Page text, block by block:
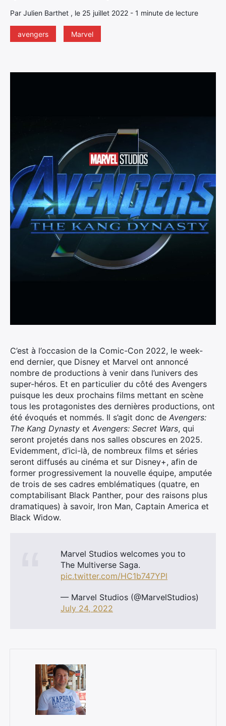
Par Julien Barthet , le 25 juillet 2022 - 1 minute de lecture
avengers Marvel
C’est à l’occasion de la Comic-Con 2022, le week-
end dernier, que Disney et Marvel ont annoncé
nombre de productions à venir dans l’univers des
super-héros. Et en particulier du côté des Avengers
puisque les deux prochains films mettant en scène
tous les protagonistes des dernières productions, ont
été évoqués et nommés. Il s’agit donc de Avengers:
The Kang Dynasty et Avengers: Secret Wars, qui
seront projetés dans nos salles obscures en 2025.
Evidemment, d’ici-là, de nombreux films et séries
seront diffusés au cinéma et sur Disney+, afin de
former progressivement la nouvelle équipe, amputée
de trois de ses cadres emblématiques (quatre, en
comptabilisant Black Panther, pour des raisons plus
dramatiques) à savoir, Iron Man, Captain America et
Black Widow.
Marvel Studios welcomes you to
The Multiverse Saga.
pic.twitter.com/HC1b747YPl
— Marvel Studios (@MarvelStudios)
July 24, 2022